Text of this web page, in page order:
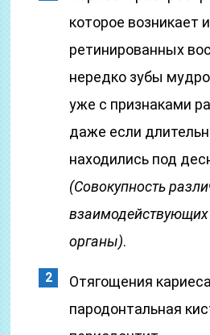
которое возникает
ретинированных
нередко зубы
уже с признаками
даже если
находились под
(Совокупность
органы).
Отягощения
пародонтальная